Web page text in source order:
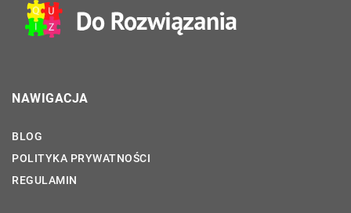
NAWIGACJA
BLOG
POLITYKA PRYWATNOŚCI
REGULAMIN